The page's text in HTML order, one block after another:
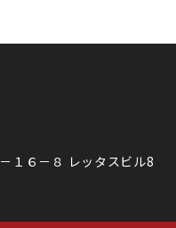
１６－８ レッタスビル8